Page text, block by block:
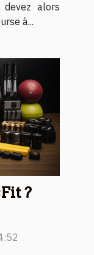
alors
à...
?